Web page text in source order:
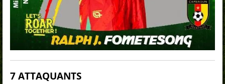
7 ATTAQUANTS